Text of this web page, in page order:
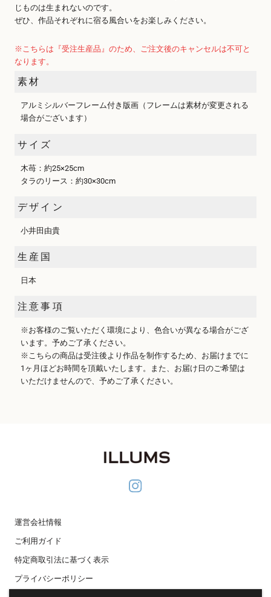
じものは生まれないのです。
ぜひ、作品それぞれに宿る風合いをお楽しみください。
※こちらは『受注生産品』のため、ご注文後のキャンセルは不可と
なります。
素材
アルミシルバーフレーム付き版画（フレームは素材が変更される
場合がございます）
サイズ
木苺：約25×25cm
タラのリース：約30×30cm
デザイン
小井田由貴
生産国
日本
注意事項
※お客様のご覧いただく環境により、色合いが異なる場合がござ
います。予めご了承ください。
※こちらの商品は受注後より作品を制作するため、お届けまでに
1ヶ月ほどお時間を頂戴いたします。また、お届け日のご希望は
いただけませんので、予めご了承ください。
運営会社情報
ご利用ガイド
特定商取引法に基づく表示
プライバシーポリシー